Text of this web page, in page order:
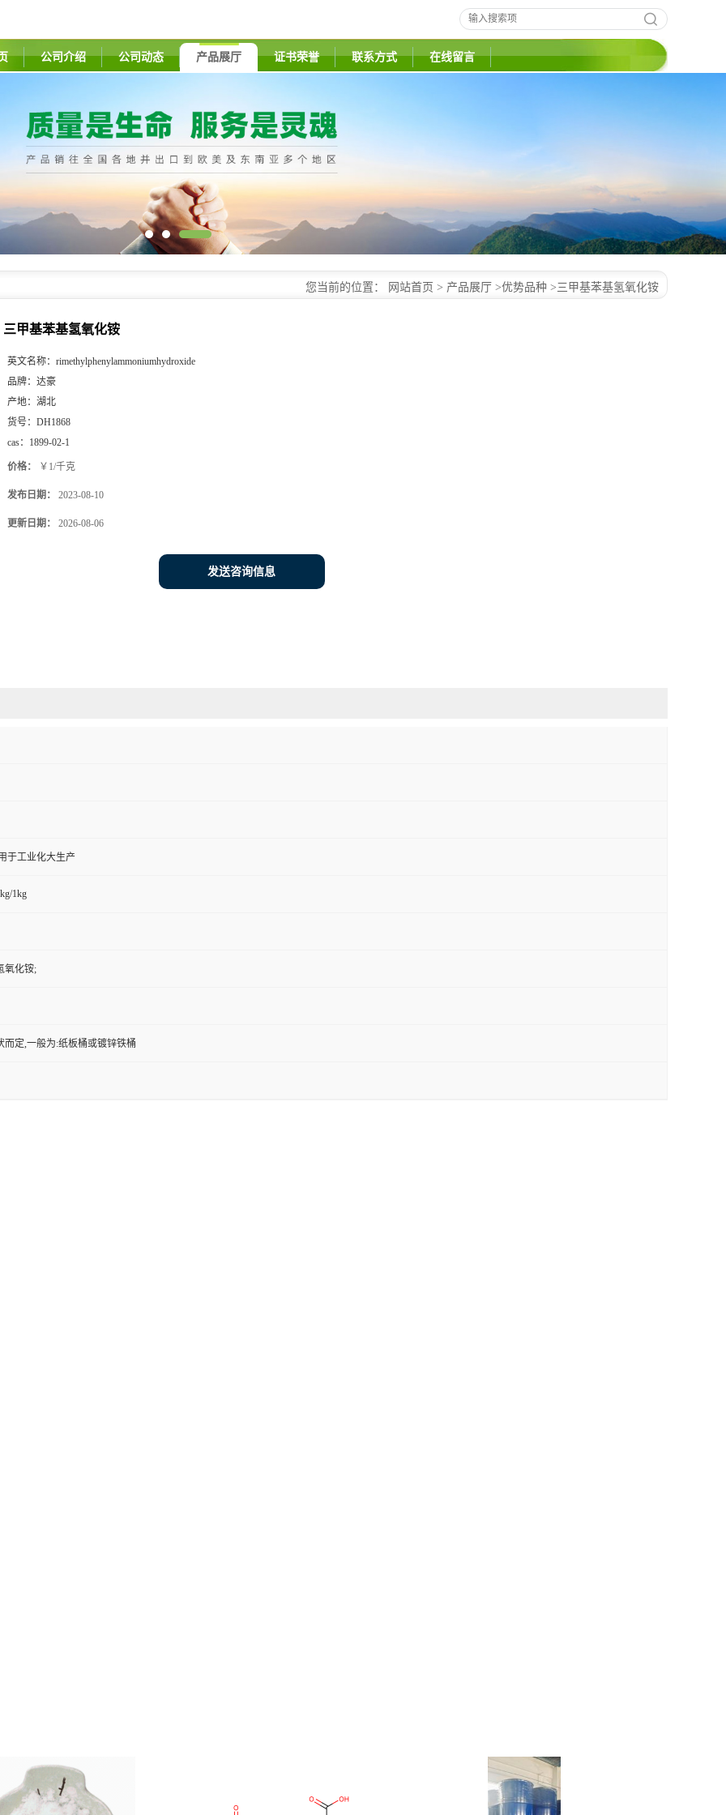
公司介绍 公司动态 产品展厅 证书荣誉 联系方式 在线留言
您当前的位置： 网站首页 > 产品展厅 >优势品种 >三甲基苯基氢氧化铵
三甲基苯基氢氧化铵
英文名称： rimethylphenylammoniumhydroxide
品牌： 达豪
产地： 湖北
货号： DH1868
cas： 1899-02-1
价格： ￥1/千克
发布日期： 2023-08-10
更新日期： 2026-08-06
发送咨询信息
于工业化大生产
1kg
氧化铵;
而定,一般为:纸板桶或镀锌铁桶